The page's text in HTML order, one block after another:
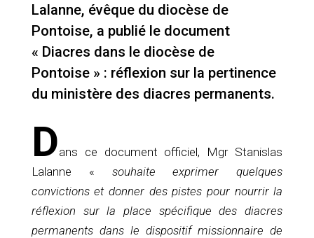
Lalanne, évêque du diocèse de
Pontoise, a publié le document
« Diacres dans le diocèse de
Pontoise » : réflexion sur la pertinence
du ministère des diacres permanents.
Dans ce document officiel, Mgr Stanislas
Lalanne « souhaite exprimer quelques
convictions et donner des pistes pour nourrir la
réflexion sur la place spécifique des diacres
permanents dans le dispositif missionnaire de